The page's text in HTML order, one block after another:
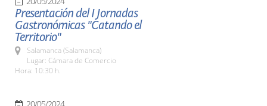
Presentación del I Jornadas
Gastronómicas "Catando el
Territorio"
Salamanca (Salamanca)
Lugar: Cámara de Comercio
Hora: 10:30 h.